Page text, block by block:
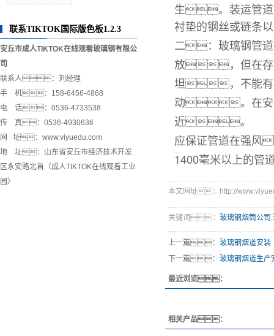
联系TIKTOK国际版色板1.2.3
安丘市成人TIKTOK在线观看玻璃钢有限公
司
联系人：刘经理
手 机：158-6456-4868
电 话：0536-4733538
传 真：0536-4930636
网 址：www.viyuedu.com
地 址：山东省安丘市经济技术开发
区永安路北首（成人TIKTOK在线观看工业
园）
生。装运管
衬垫的钢丝或链
二：玻璃钢管道
放，但在存
坦，不能有
动。在安
近。
应保证管道在强
1400毫米以上的
本文网址：http://
关键词： 玻璃钢烟筒公司 ,
上一篇： 玻璃钢烟道安装
下一篇： 玻璃钢烟道生产
最近浏览：
相关产品：